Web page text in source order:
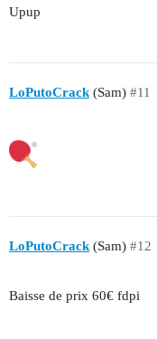
Upup
LoPutoCrack (Sam) #11
LoPutoCrack(Sam) #12
Baisse de prix 60€ fdpi